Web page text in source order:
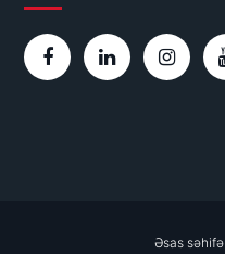
Əsas səhifə